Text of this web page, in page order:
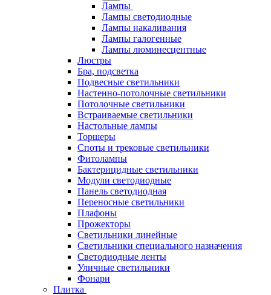
Лампы
Лампы светодиодные
Лампы накаливания
Лампы галогенные
Лампы люминесцентные
Люстры
Бра, подсветка
Подвесные светильники
Настенно-потолочные светильники
Потолочные светильники
Встраиваемые светильники
Настольные лампы
Торшеры
Споты и трековые светильники
Фитолампы
Бактерицидные светильники
Модули светодиодные
Панель светодиодная
Переносные светильники
Плафоны
Прожекторы
Светильники линейные
Светильники специального назначения
Светодиодные ленты
Уличные светильники
Фонари
Плитка